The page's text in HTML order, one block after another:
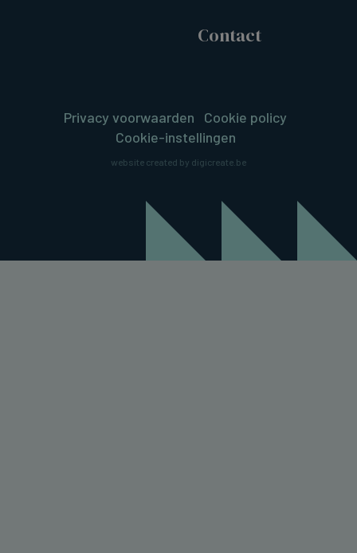
Contact
Privacy voorwaarden
Cookie policy
Cookie-instellingen
website created by digicreate.be